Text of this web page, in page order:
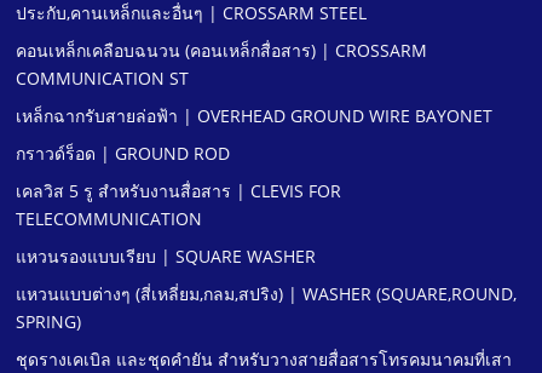
ประกับ,คานเหล็กและอื่นๆ | CROSSARM STEEL
คอนเหล็กเคลือบฉนวน (คอนเหล็กสื่อสาร) | CROSSARM
COMMUNICATION ST
เหล็กฉากรับสายล่อฟ้า | OVERHEAD GROUND WIRE BAYONET
กราวด์ร็อด | GROUND ROD
เคลวิส 5 รู สําหรับงานสื่อสาร | CLEVIS FOR
TELECOMMUNICATION
แหวนรองแบบเรียบ | SQUARE WASHER
แหวนแบบต่างๆ (สี่เหลี่ยม,กลม,สปริง) | WASHER (SQUARE,ROUND,
SPRING)
ชุดรางเคเบิล และชุดคํายัน สําหรับวางสายสื่อสารโทรคมนาคมที่เสา